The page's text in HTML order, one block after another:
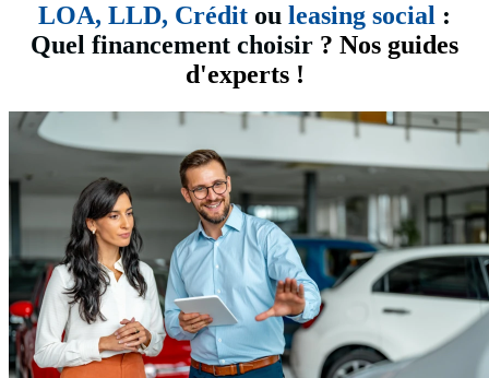
LOA, LLD, Crédit ou leasing social :
Quel financement choisir ? Nos guides
d'experts !